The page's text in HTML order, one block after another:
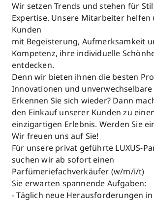
Wir setzen Trends und stehen für
Expertise. Unsere Mitarbeiter helfen
Kunden
mit Begeisterung, Aufmerksamkeit
Kompetenz, ihre individuelle
entdecken.
Denn wir bieten ihnen die besten
Innovationen und unverwechselbare
Erkennen Sie sich wieder? Dann
den Einkauf unserer Kunden zu
einzigartigen Erlebnis. Werden Sie
Wir freuen uns auf Sie!
Für unsere privat geführte LUXUS-
suchen wir ab sofort einen
Parfümeriefachverkäufer (w/m/i/t)
Sie erwarten spannende Aufgaben:
- Täglich neue Herausforderungen